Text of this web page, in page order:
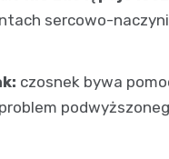
sercowo-
czosnek bywa